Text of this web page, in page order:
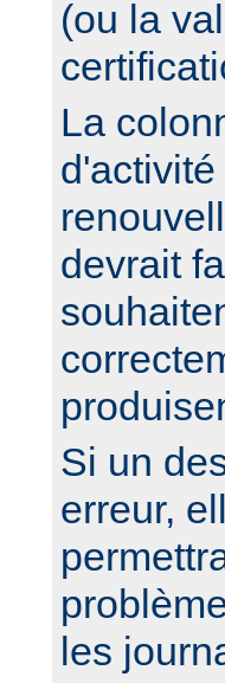
(ou la
La
devrait
Si un
erreur,
les